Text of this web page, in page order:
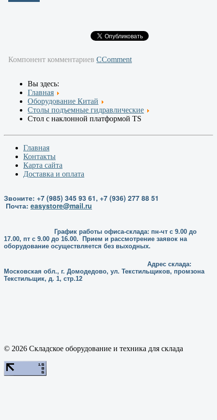
Компонент комментариевCComment
Вы здесь:
Главная
Оборудование Китай
Столы подъемные гидравлические
Стол с наклонной платформой TS
Главная
Контакты
Карта сайта
Доставка и оплата
Звоните: +7 (985) 345 93 61, +7 (936) 277 88 51
Почта: easystore@mail.ru
График работы офиса-склада: пн-чт с 9.00 до
17.00, пт с 9.00 до 16.00. Прием и рассмотрение заявок на
оборудование осуществляется без выходных.
Адрес склада:
Московская обл., г. Домодедово, ул. Текстильщиков, промзона
Текстильщик, д. 1, стр.12
© 2026 Складское оборудование и техника для склада